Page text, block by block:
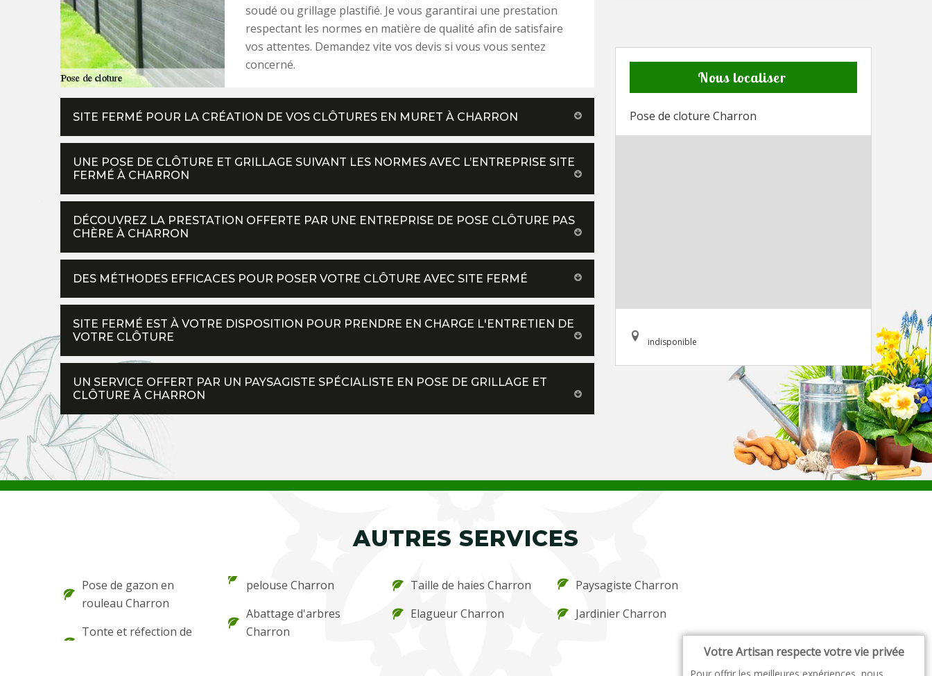
soudé ou grillage plastifié. Je vous garantirai une prestation
respectant les normes en matière de qualité afin de satisfaire
vos attentes. Demandez vite vos devis si vous vous sentez
concerné.
SITE FERMÉ POUR LA CRÉATION DE VOS CLÔTURES EN MURET À CHARRON
UNE POSE DE CLÔTURE ET GRILLAGE SUIVANT LES NORMES AVEC L’ENTREPRISE SITE
FERMÉ À CHARRON
DÉCOUVREZ LA PRESTATION OFFERTE PAR UNE ENTREPRISE DE POSE CLÔTURE PAS
CHÈRE À CHARRON
DES MÉTHODES EFFICACES POUR POSER VOTRE CLÔTURE AVEC SITE FERMÉ
SITE FERMÉ EST À VOTRE DISPOSITION POUR PRENDRE EN CHARGE L'ENTRETIEN DE
VOTRE CLÔTURE
UN SERVICE OFFERT PAR UN PAYSAGISTE SPÉCIALISTE EN POSE DE GRILLAGE ET
CLÔTURE À CHARRON
Nous localiser
Pose de cloture Charron
indisponible
AUTRES SERVICES
Pose de gazon en
rouleau Charron
Tonte et réfection de
pelouse Charron
Abattage d'arbres
Charron
Taille de haies Charron
Elagueur Charron
Paysagiste Charron
Jardinier Charron
Votre Artisan respecte votre vie privée